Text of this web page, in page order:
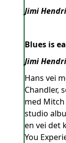
Jimi
Blues is
Jimi
Hans vei
Chandler,
med
studio
en vei det
You